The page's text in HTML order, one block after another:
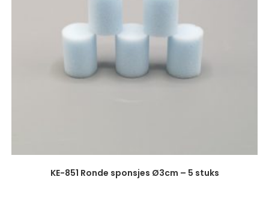
KE-851 Ronde sponsjes Ø3cm – 5 stuks